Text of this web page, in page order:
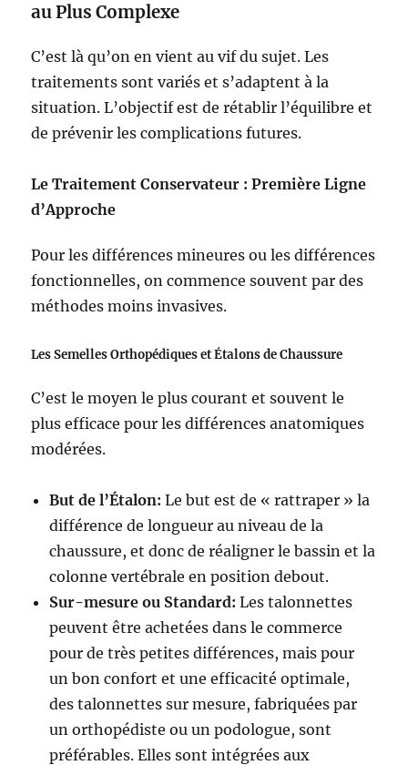
au Plus Complexe
C’est là qu’on en vient au vif du sujet. Les
traitements sont variés et s’adaptent à la
situation. L’objectif est de rétablir l’équilibre et
de prévenir les complications futures.
Le Traitement Conservateur : Première Ligne
d’Approche
Pour les différences mineures ou les différences
fonctionnelles, on commence souvent par des
méthodes moins invasives.
Les Semelles Orthopédiques et Étalons de Chaussure
C’est le moyen le plus courant et souvent le
plus efficace pour les différences anatomiques
modérées.
But de l’Étalon: Le but est de « rattraper » la
différence de longueur au niveau de la
chaussure, et donc de réaligner le bassin et la
colonne vertébrale en position debout.
Sur-mesure ou Standard: Les talonnettes
peuvent être achetées dans le commerce
pour de très petites différences, mais pour
un bon confort et une efficacité optimale,
des talonnettes sur mesure, fabriquées par
un orthopédiste ou un podologue, sont
préférables. Elles sont intégrées aux